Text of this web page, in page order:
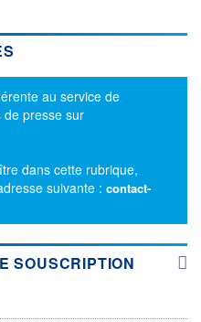
au service de
de presse sur
dans cette rubrique,
suivante : contact-
SOUSCRIPTION